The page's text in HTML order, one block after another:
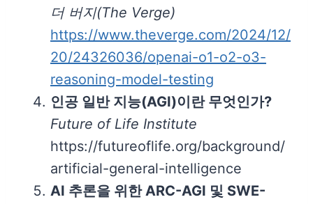
더 버지(The Verge)
https://www.theverge.com/2024/12/
20/24326036/openai-o1-o2-o3-
reasoning-model-testing
인공 일반 지능(AGI)이란 무엇인가?
Future of Life Institute
https://futureoflife.org/background/
artificial-general-intelligence
AI 추론을 위한 ARC-AGI 및 SWE-